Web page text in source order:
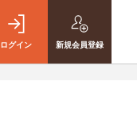
ログイン 新規会員登録